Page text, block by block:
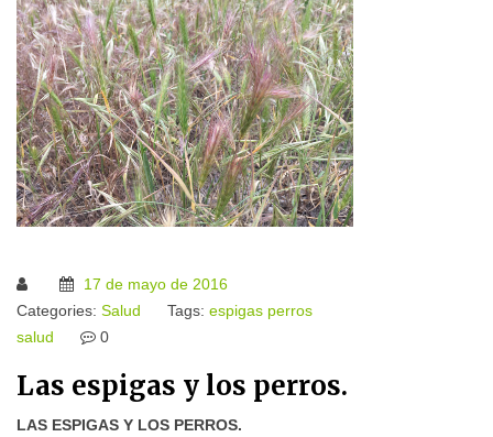
17 de mayo de 2016
Categories: Salud Tags: espigas perros
salud
0
Las espigas y los perros.
LAS ESPIGAS Y LOS PERROS.